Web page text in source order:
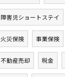
障害児ショートステイ
火災保険 事業保険
不動産売却 税金